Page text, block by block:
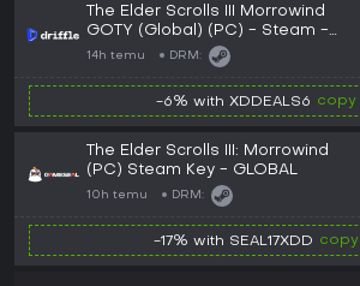
The Elder Scrolls III Morrowind
GOTY (Global) (PC) - Steam -
Digital Key
14h temu DRM:
-6% with XDDEALS6 copy
The Elder Scrolls III: Morrowind
(PC) Steam Key - GLOBAL
10h temu DRM:
-17% with SEAL17XDD copy